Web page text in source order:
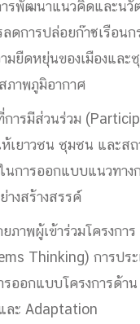
ารพัฒนาแนวคิดและน
ดการปล่อยก๊าซเรือนก
มยืดหยุ่นของเมืองแล
ภาพภูมิอากาศ
การมีส่วนร่วม
เยาวชน ชุมชน และส
นการออกแบบแนวทา
งสร้างสรรค์
าพผู้เข้าร่วมโครงกา
Thinking) การปร
ออกแบบโครงการด้า
ะ Adaptation